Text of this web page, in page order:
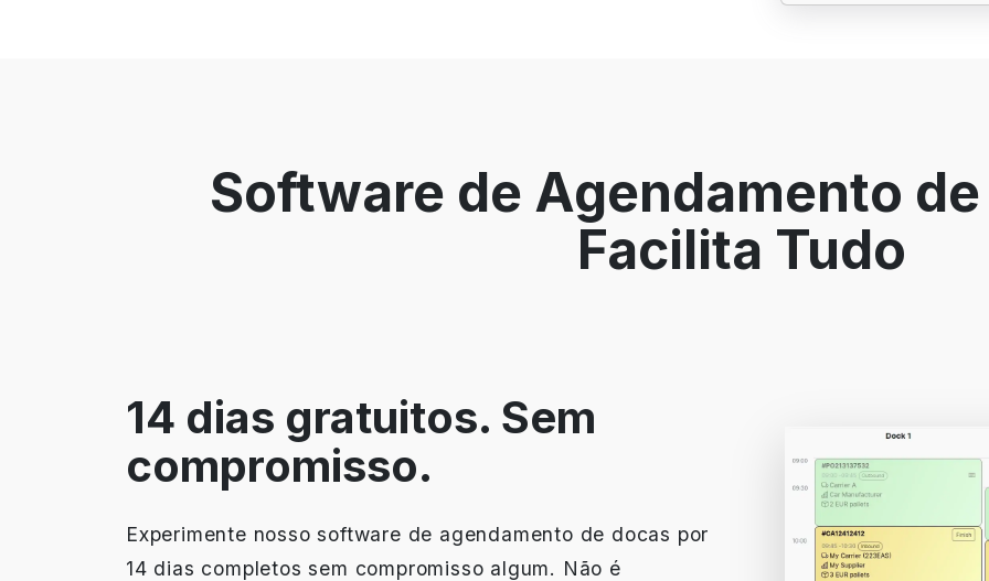
Software de Agendamento
Facilita Tudo
14 dias gratuitos. Sem
compromisso.
Experimente nosso software de agendamento de docas por
14 dias completos sem compromisso algum. Não é